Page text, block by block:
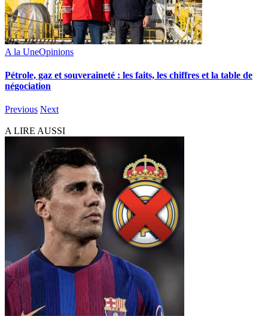
A la UneOpinions
Pétrole, gaz et souveraineté : les faits, les chiffres et la table de
négociation
Previous Next
A LIRE AUSSI